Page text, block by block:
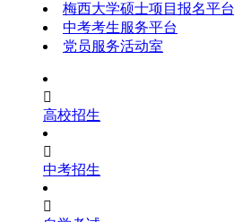
梅西大学硕士项目报名平台
中考考生服务平台
党员服务活动室

高校招生

中考招生
